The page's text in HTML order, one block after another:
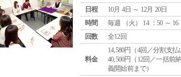
日程
10月 4日 ～ 12月 20日
時間
毎週 （火 ） 14 ：50 ～ 16
回数
全12回
料金
14,580円（4回／分割支払
40,500円（12回／一括前
義開始前まで）